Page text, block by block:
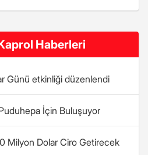
Haberleri
Günü etkinliği düzenlendi
İçin Buluşuyor
Milyon Dolar Ciro Getirecek